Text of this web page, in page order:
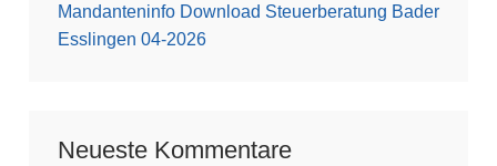
Mandanteninfo Download Steuerberatung Bader
Esslingen 04-2026
Neueste Kommentare